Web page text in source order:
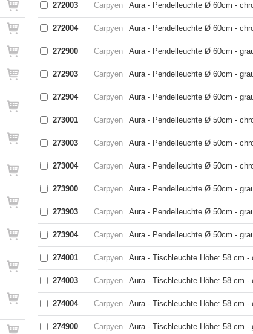
272003 Carpyen Aura - Pendelleuchte Ø 60cm -
272004 Carpyen Aura - Pendelleuchte Ø 60cm -
272900 Carpyen Aura - Pendelleuchte Ø 60cm -
272903 Carpyen Aura - Pendelleuchte Ø 60cm -
272904 Carpyen Aura - Pendelleuchte Ø 60cm -
273001 Carpyen Aura - Pendelleuchte Ø 50cm -
273003 Carpyen Aura - Pendelleuchte Ø 50cm -
273004 Carpyen Aura - Pendelleuchte Ø 50cm -
273900 Carpyen Aura - Pendelleuchte Ø 50cm -
273903 Carpyen Aura - Pendelleuchte Ø 50cm -
273904 Carpyen Aura - Pendelleuchte Ø 50cm -
274001 Carpyen Aura - Tischleuchte Höhe: 58 cm -
274003 Carpyen Aura - Tischleuchte Höhe: 58 cm -
274004 Carpyen Aura - Tischleuchte Höhe: 58 cm -
274900 Carpyen Aura - Tischleuchte Höhe: 58 cm